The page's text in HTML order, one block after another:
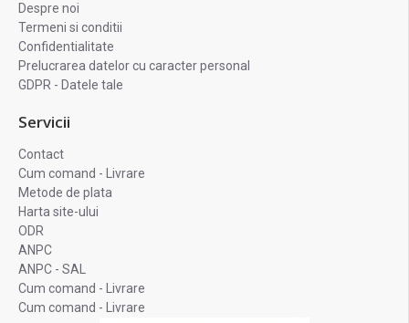
Despre noi
Termeni si conditii
Confidentialitate
Prelucrarea datelor cu caracter personal
GDPR - Datele tale
Servicii
Contact
Cum comand - Livrare
Metode de plata
Harta site-ului
ODR
ANPC
ANPC - SAL
Cum comand - Livrare
Cum comand - Livrare